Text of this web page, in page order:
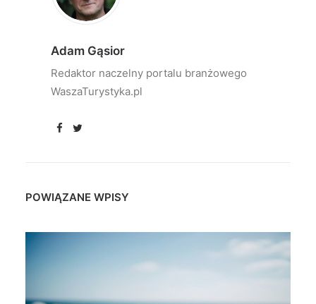
Adam Gąsior
Redaktor naczelny portalu branżowego
WaszaTurystyka.pl
POWIĄZANE WPISY